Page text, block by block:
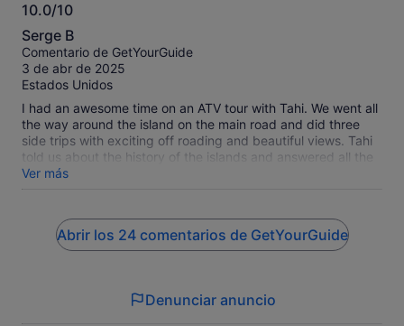
10.0/10
10.0
sobre
10
Serge B
Comentario de GetYourGuide
3 de abr de 2025
Estados Unidos
I had an awesome time on an ATV tour with Tahi. We went all
the way around the island on the main road and did three
side trips with exciting off roading and beautiful views. Tahi
told us about the history of the islands and answered all the
questions the group had. Definitely recommend!
Ver más
Abrir los 24 comentarios de GetYourGuide
Denunciar anuncio